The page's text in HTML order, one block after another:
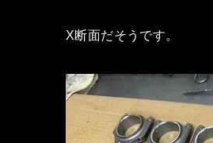
X断面だそうです。